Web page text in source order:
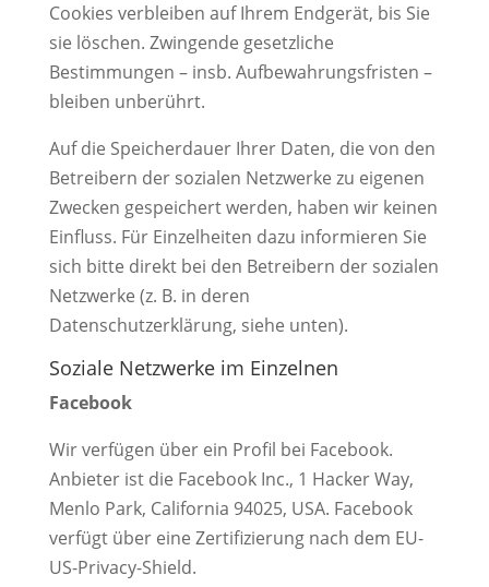
Cookies verbleiben auf Ihrem Endgerät, bis Sie
sie löschen. Zwingende gesetzliche
Bestimmungen – insb. Aufbewahrungsfristen –
bleiben unberührt.
Auf die Speicherdauer Ihrer Daten, die von den
Betreibern der sozialen Netzwerke zu eigenen
Zwecken gespeichert werden, haben wir keinen
Einfluss. Für Einzelheiten dazu informieren Sie
sich bitte direkt bei den Betreibern der sozialen
Netzwerke (z. B. in deren
Datenschutzerklärung, siehe unten).
Soziale Netzwerke im Einzelnen
Facebook
Wir verfügen über ein Profil bei Facebook.
Anbieter ist die Facebook Inc., 1 Hacker Way,
Menlo Park, California 94025, USA. Facebook
verfügt über eine Zertifizierung nach dem EU-
US-Privacy-Shield.